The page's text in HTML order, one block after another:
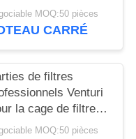
longue durée
vie
MOQ:50 pièces
CARRÉ
de filtres
Venturi
la cage de filtre
personnalisée
MOQ:50 pièces